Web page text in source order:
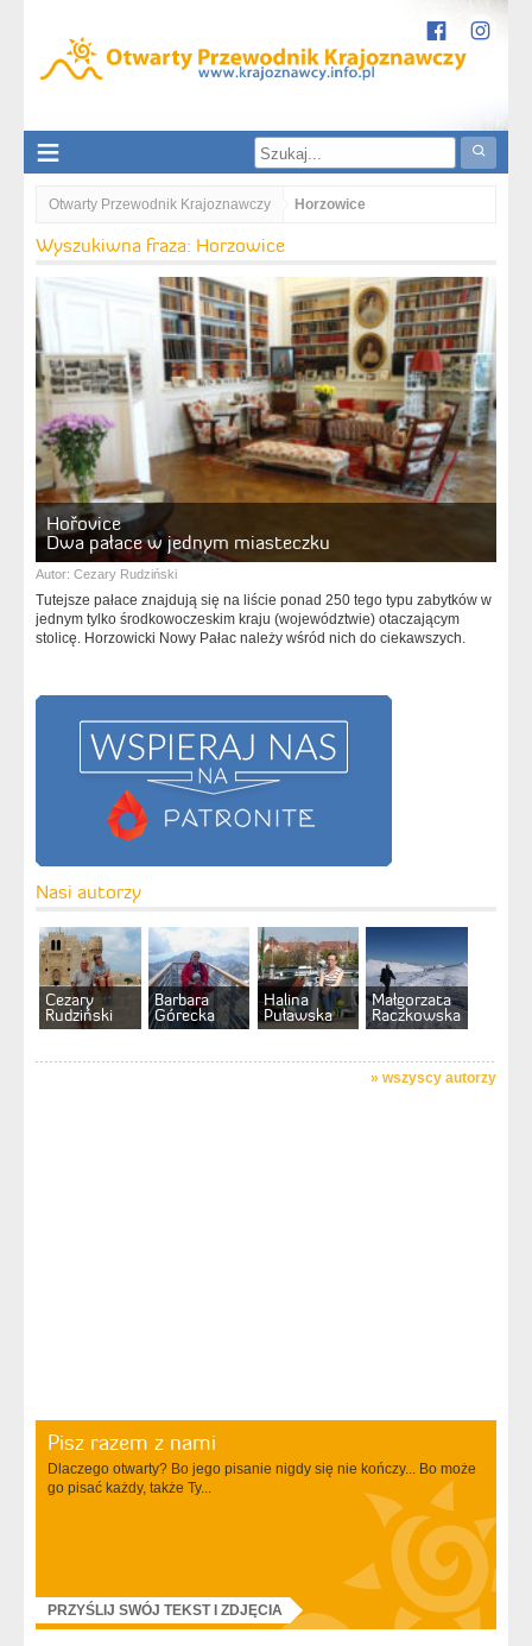
Otwarty Przewodnik Krajoznawczy Horzowice
Wyszukiwna fraza: Horzowice
Hořovice
Dwa pałace w jednym miasteczku
Autor: Cezary Rudziński
Tutejsze pałace znajdują się na liście ponad 250 tego typu zabytków w
jednym tylko środkowoczeskim kraju (województwie) otaczającym
stolicę. Horzowicki Nowy Pałac należy wśród nich do ciekawszych.
Nasi autorzy
Cezary
Rudziński
Barbara
Górecka
Halina
Puławska
Małgorzata
Raczkowska
» wszyscy autorzy
Pisz razem z nami
Dlaczego otwarty? Bo jego pisanie nigdy się nie kończy... Bo może
go pisać każdy, także Ty...
PRZYŚLIJ SWÓJ TEKST I ZDJĘCIA